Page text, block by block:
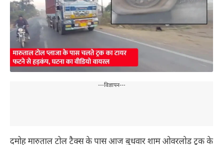
---विज्ञापन---
दमोह मारुताल टोल टैक्स के पास आज बुधवार शाम ओवरलोड ट्रक के